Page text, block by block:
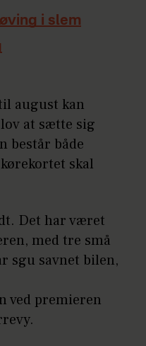
i slem
august kan
at sætte sig
består både
skal
Det har været
med tre små
sgu savnet bilen,
ved premieren